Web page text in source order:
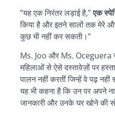
“यह एक निरंतर लड़ाई है,”एक
किया है और इतने सालों तक मेरे
कुछ भी नहीं कर सकती।”
Ms. Joo और Ms. Oceguera ने
महिलाओं से ऐसे दस्तावेज़ों पर
पालन नहीं करतीं जिन्हें वे पढ़
यह भी कहना है कि उन पर अपने
जानकारी और उनके घर खोने की